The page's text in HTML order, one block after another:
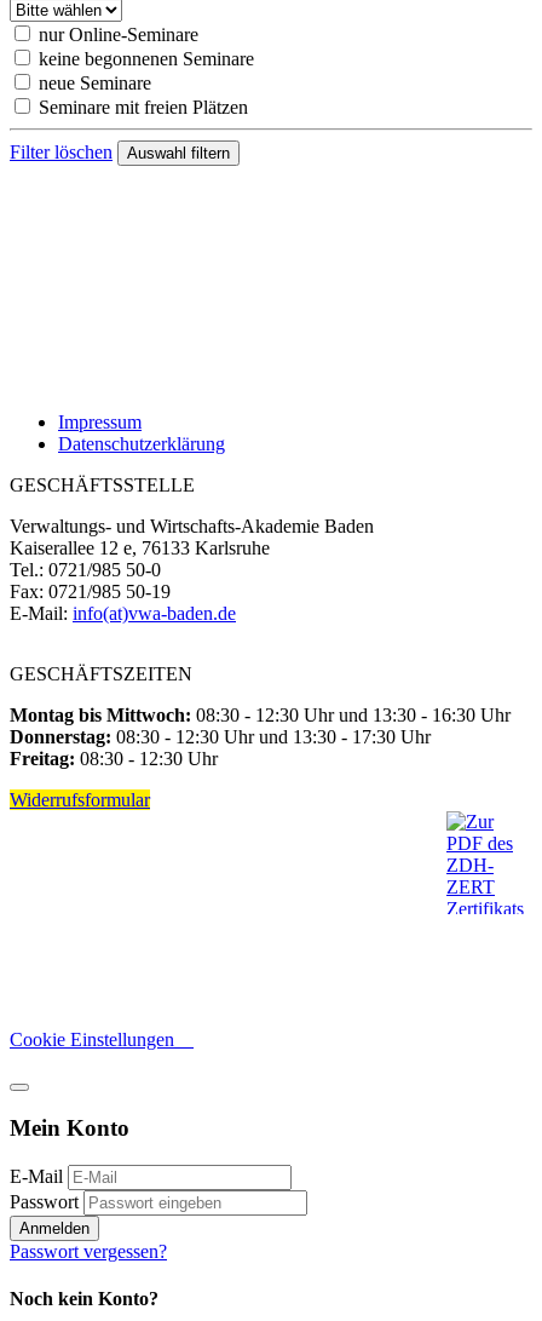
nur Online-Seminare
keine begonnenen Seminare
neue Seminare
Seminare mit freien Plätzen
Filter löschen
Impressum
Datenschutzerklärung
GESCHÄFTSSTELLE
Verwaltungs- und Wirtschafts-Akademie Baden
Kaiserallee 12 e, 76133 Karlsruhe
Tel.: 0721/985 50-0
Fax: 0721/985 50-19
E-Mail: info(at)vwa-baden.de
GESCHÄFTSZEITEN
Montag bis Mittwoch: 08:30 - 12:30 Uhr und 13:30 - 16:30 Uhr
Donnerstag: 08:30 - 12:30 Uhr und 13:30 - 17:30 Uhr
Freitag: 08:30 - 12:30 Uhr
Widerrufsformular
Cookie Einstellungen
Mein Konto
E-Mail
Passwort
Anmelden
Passwort vergessen?
Noch kein Konto?